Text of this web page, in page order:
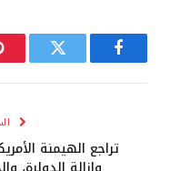
فيسبوك تويتر
تراجع الهيمنة